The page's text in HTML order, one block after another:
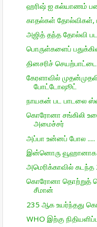
ஹரிஷ் ஐ கல்யாணம்
காதல்கள் தோல்விகள்,
அஜித் தந்த தோல்வி
பொருள்களைப்
தினசரிச்
கேரளாவில்
போட்டோஷூட்
நாயகன் பட பாடலை
கொரோனா சங்கிலி
அமைச்சர்
அப்பா உன்னப் போல .....
இன்னொரு வூஹானாக
அமெரிக்காவில் கடந்த
கொரோனா தொற்றுத்
சீமான்
235 ஆக உயர்ந்தது
WHO இற்கு